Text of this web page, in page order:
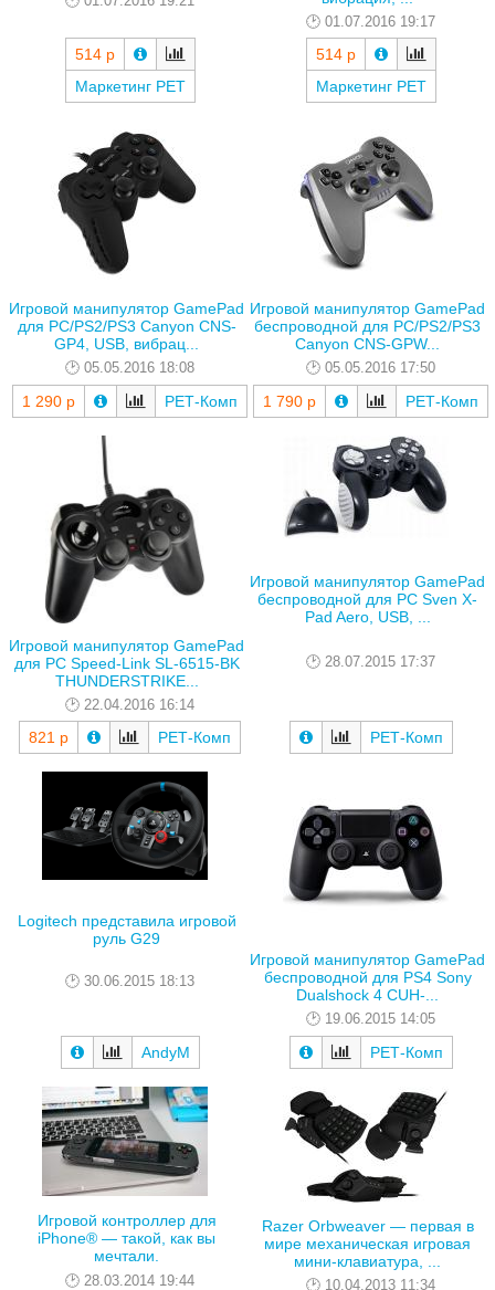
514 р
Маркетинг РЕТ
01.07.2016 19:17
514 р
Маркетинг РЕТ
Игровой манипулятор GamePad
для PC/PS2/PS3 Canyon CNS-
GP4, USB, вибрац...
05.05.2016 18:08
1 290 р РЕТ-Комп
Игровой манипулятор GamePad
беспроводной для PC/PS2/PS3
Canyon CNS-GPW...
05.05.2016 17:50
1 790 р РЕТ-Комп
Игровой манипулятор GamePad
для PC Speed-Link SL-6515-BK
THUNDERSTRIKE...
22.04.2016 16:14
821 р РЕТ-Комп
Игровой манипулятор GamePad
беспроводной для PC Sven X-
Pad Aero, USB, ...
28.07.2015 17:37
РЕТ-Комп
Logitech представила игровой
руль G29
30.06.2015 18:13
AndyM
Игровой манипулятор GamePad
беспроводной для PS4 Sony
Dualshock 4 CUH-...
19.06.2015 14:05
РЕТ-Комп
Игровой контроллер для
iPhone® — такой, как вы
мечтали.
28.03.2014 19:44
Razer Orbweaver — первая в
мире механическая игровая
мини-клавиатура, ...
10.04.2013 11:34